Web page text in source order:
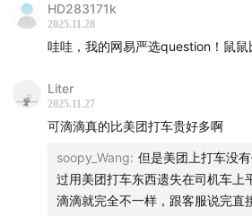
HD283171k
2025.11.28
哇哇，我的网易严选question！鼠鼠
Liter
2025.11.27
可滴滴真的比美团打车贵好多啊
soopy_Wang: 但是美团上打车没
过用美团打车东西遗失在司机车上
滴滴就完全不一样，跟客服说完直